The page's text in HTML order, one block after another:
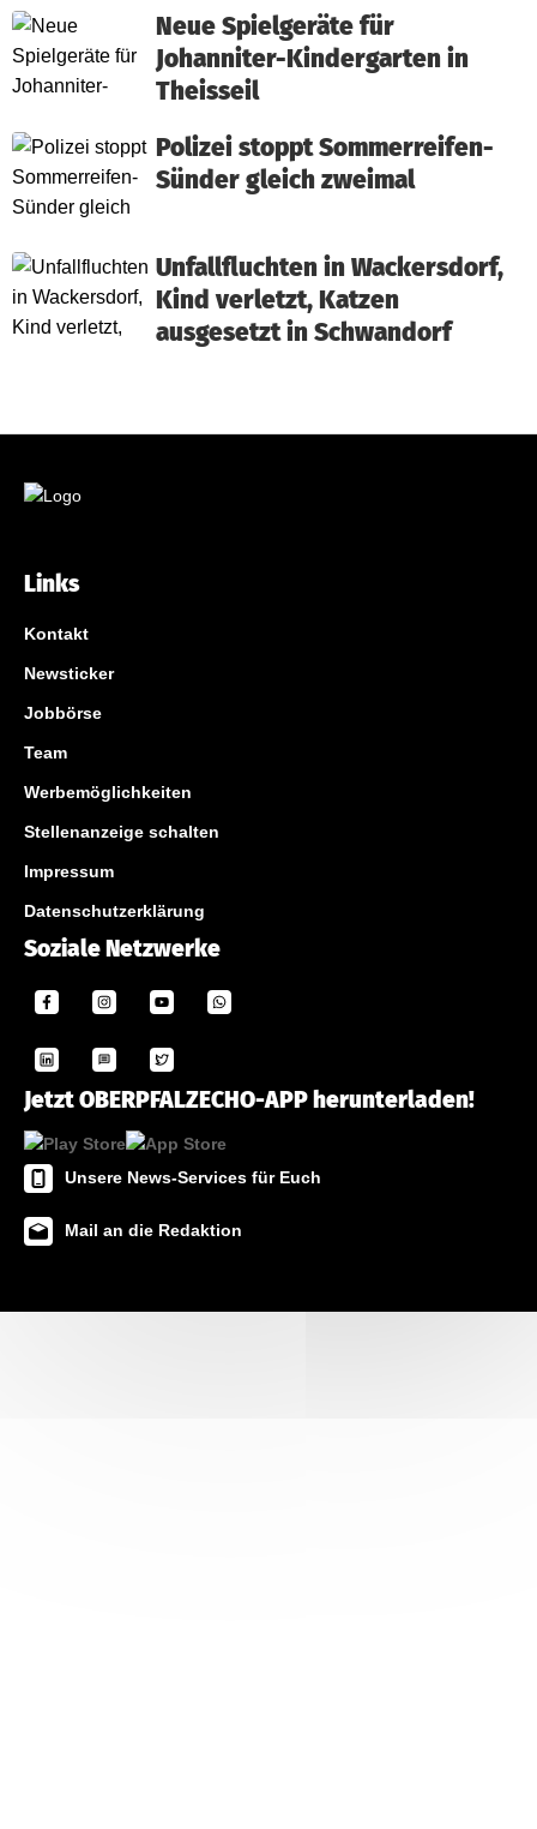
Neue Spielgeräte für
Johanniter-Kindergarten in
Theisseil
Polizei stoppt Sommerreifen-
Sünder gleich zweimal
Unfallfluchten in Wackersdorf,
Kind verletzt, Katzen
ausgesetzt in Schwandorf
Links
Kontakt
Newsticker
Jobbörse
Team
Werbemöglichkeiten
Stellenanzeige schalten
Impressum
Datenschutzerklärung
Soziale Netzwerke
Jetzt OBERPFALZECHO-APP herunterladen!
Unsere News-Services für Euch
Mail an die Redaktion